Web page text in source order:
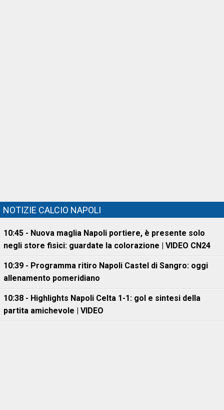
NOTIZIE CALCIO NAPOLI
10:45 - Nuova maglia Napoli portiere, è presente solo
negli store fisici: guardate la colorazione | VIDEO CN24
10:39 - Programma ritiro Napoli Castel di Sangro: oggi
allenamento pomeridiano
10:38 - Highlights Napoli Celta 1-1: gol e sintesi della
partita amichevole | VIDEO